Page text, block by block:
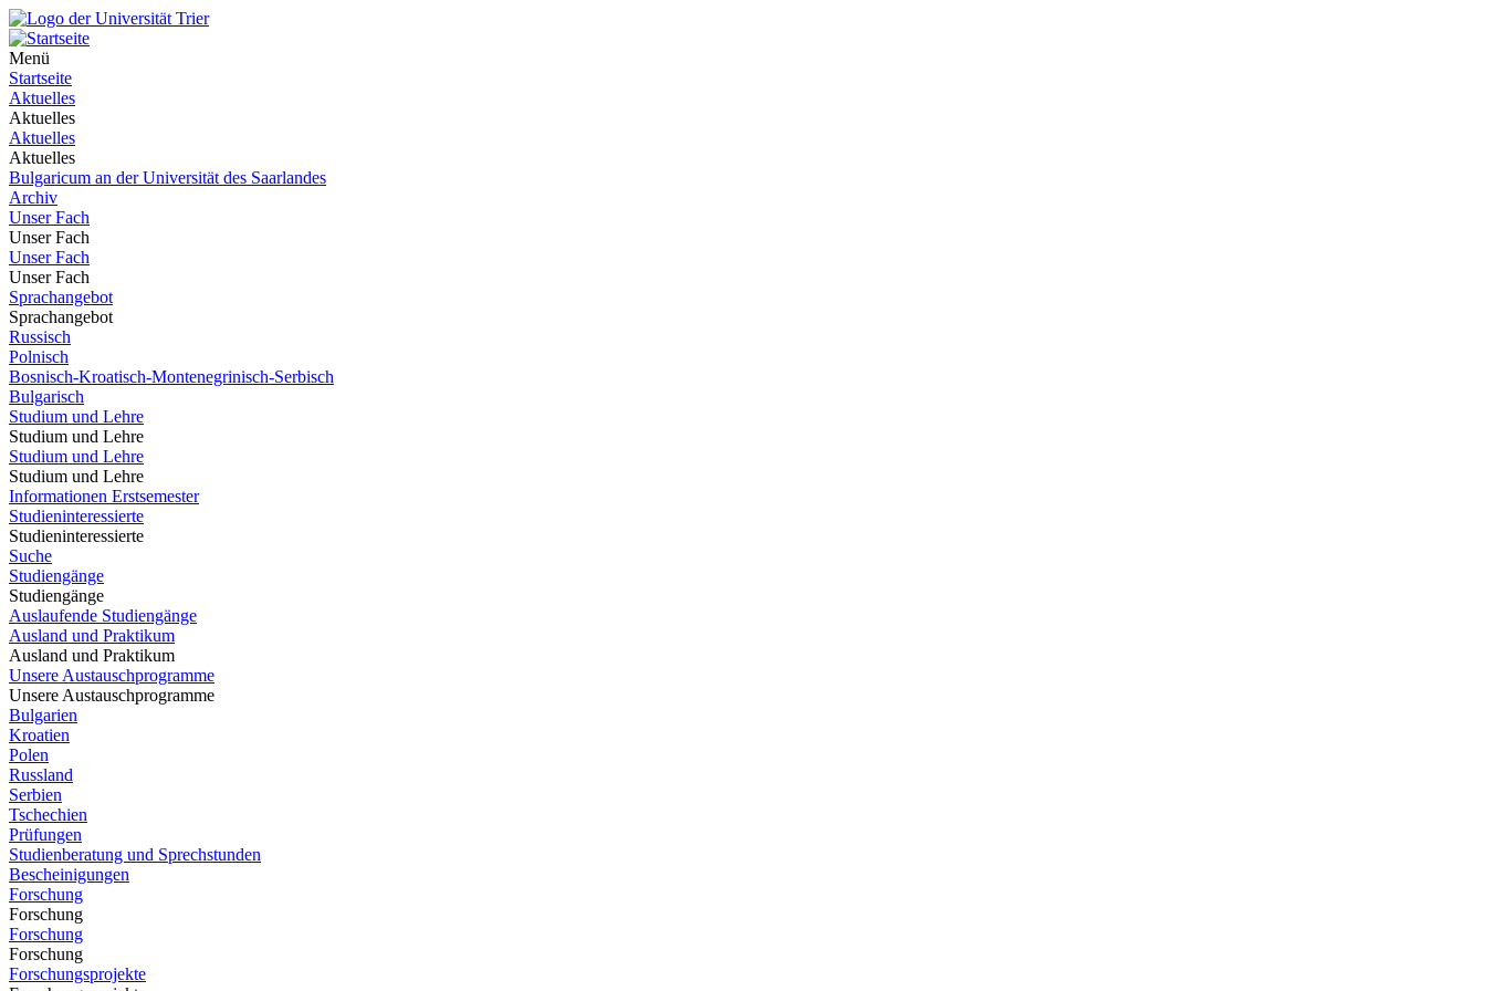
Menü
Startseite
Aktuelles
Aktuelles
Aktuelles
Aktuelles
Bulgaricum an der Universität des Saarlandes
Archiv
Unser Fach
Unser Fach
Unser Fach
Unser Fach
Sprachangebot
Sprachangebot
Russisch
Polnisch
Bosnisch-Kroatisch-Montenegrinisch-Serbisch
Bulgarisch
Studium und Lehre
Studium und Lehre
Studium und Lehre
Studium und Lehre
Informationen Erstsemester
Studieninteressierte
Studieninteressierte
Suche
Studiengänge
Studiengänge
Auslaufende Studiengänge
Ausland und Praktikum
Ausland und Praktikum
Unsere Austauschprogramme
Unsere Austauschprogramme
Bulgarien
Kroatien
Polen
Russland
Serbien
Tschechien
Prüfungen
Studienberatung und Sprechstunden
Bescheinigungen
Forschung
Forschung
Forschung
Forschung
Forschungsprojekte